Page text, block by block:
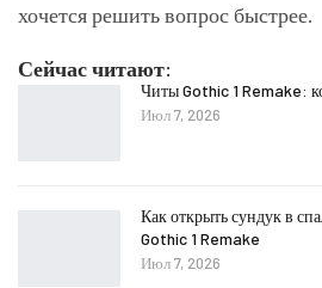
хочется решить вопрос быстрее.
Сейчас читают:
Читы Gothic 1 Remake:
Июл 7, 2026
Как открыть сундук в
Gothic 1 Remake
Июл 7, 2026